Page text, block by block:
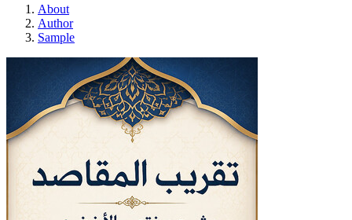
About
Author
Sample